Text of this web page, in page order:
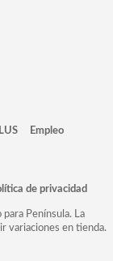
Empleo
de privacidad
Península. La
variaciones en tienda.